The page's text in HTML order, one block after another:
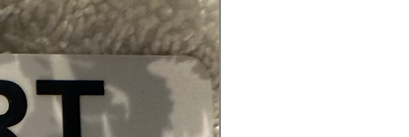
Finish Moisture Foundation det
for deg!